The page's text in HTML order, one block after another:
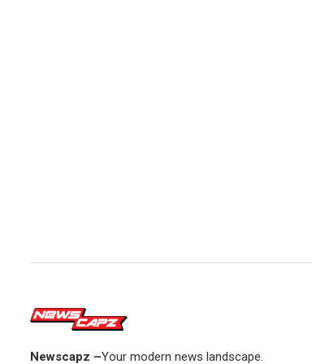
Newscapz –Your modern news landscape.